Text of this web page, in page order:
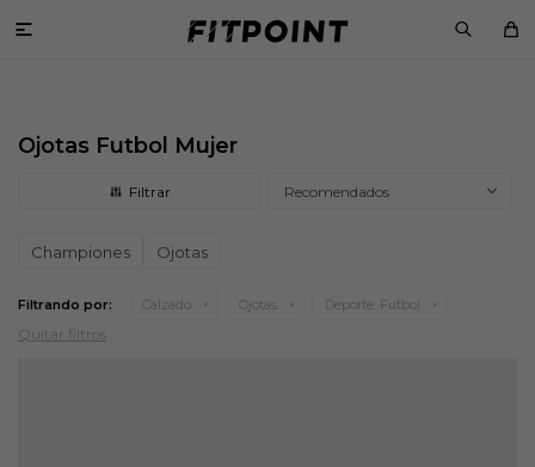

Ojotas Futbol Mujer
Recomendados
Championes Ojotas
Filtrando por: Calzado Ojotas Deporte: Futbol
Quitar filtros